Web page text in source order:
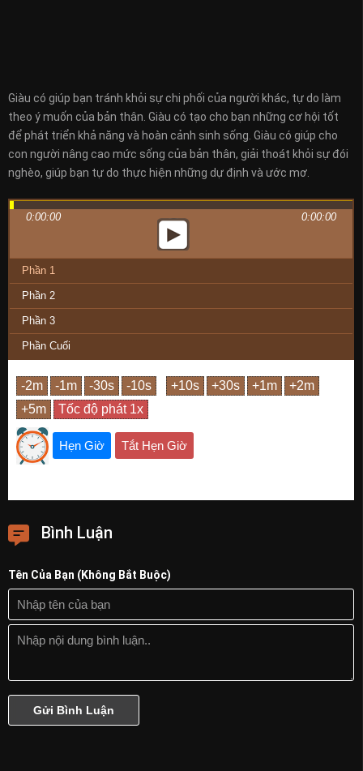
Giàu có giúp bạn tránh khỏi sự chi phối của người khác, tự do làm
theo ý muốn của bản thân. Giàu có tạo cho bạn những cơ hội tốt
để phát triển khả năng và hoàn cảnh sinh sống. Giàu có giúp cho
con người nâng cao mức sống của bản thân, giải thoát khỏi sự đói
nghèo, giúp bạn tự do thực hiện những dự định và ước mơ.
0:00:00 0:00:00
Phần 1
Phần 2
Phần 3
Phần Cuối
Hẹn Giờ Tắt Hẹn Giờ
Bình Luận
Tên Của Bạn (Không Bắt Buộc)